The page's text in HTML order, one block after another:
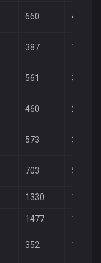
660 494
387 145
561 325
460 244
573 354
703 525
1330 1404
1477 1567
352 101